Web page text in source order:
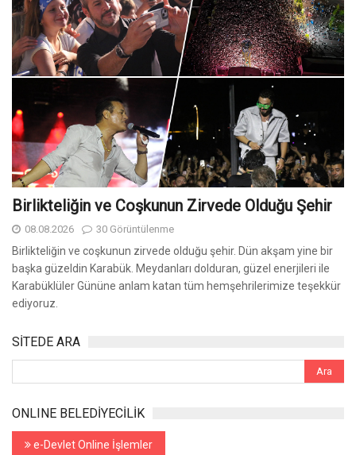
Birlikteliğin ve Coşkunun Zirvede Olduğu Şehir
08.08.2026 30 Görüntülenme
Birlikteliğin ve coşkunun zirvede olduğu şehir. Dün akşam yine bir
başka güzeldin Karabük. Meydanları dolduran, güzel enerjileri ile
Karabüklüler Gününe anlam katan tüm hemşehrilerimize teşekkür
ediyoruz.
SİTEDE ARA
ONLINE BELEDİYECİLİK
e-Devlet Online İşlemler